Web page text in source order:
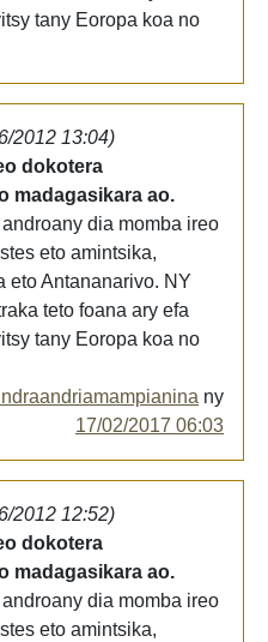
tany Eoropa koa no
2012 13:04)
dokotera
madagasikara ao.
dia momba ireo
eto amintsika,
eto Antananarivo. NY
teto foana ary efa
tany Eoropa koa no
ny
17/02/2017 06:03
2012 12:52)
dokotera
madagasikara ao.
dia momba ireo
eto amintsika,